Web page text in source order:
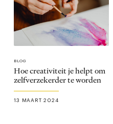
BLOG
Hoe creativiteit je helpt om
zelfverzekerder te worden
13 MAART 2024